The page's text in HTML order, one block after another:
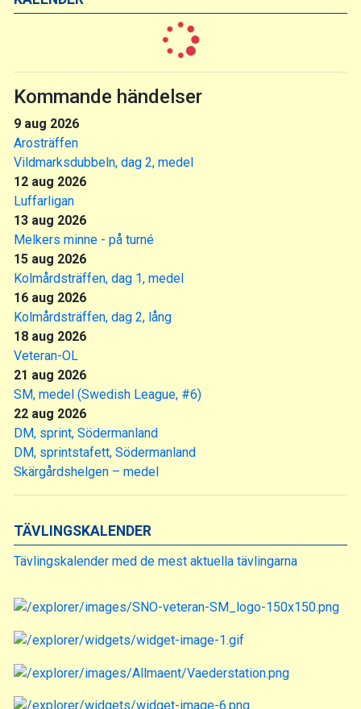
Kommande händelser
9 aug 2026
Arosträffen
Vildmarksdubbeln, dag 2, medel
12 aug 2026
Luffarligan
13 aug 2026
Melkers minne - på turné
15 aug 2026
Kolmårdsträffen, dag 1, medel
16 aug 2026
Kolmårdsträffen, dag 2, lång
18 aug 2026
Veteran-OL
21 aug 2026
SM, medel (Swedish League, #6)
22 aug 2026
DM, sprint, Södermanland
DM, sprintstafett, Södermanland
Skärgårdshelgen – medel
TÄVLINGSKALENDER
Tävlingskalender med de mest aktuella tävlingarna